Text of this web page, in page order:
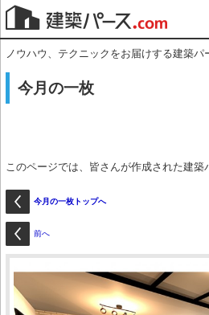
ノウハウ、テクニックをお届けする建築パ
今月の一枚
このページでは、皆さんが作成された建築
今月の一枚トップへ
前へ